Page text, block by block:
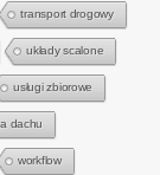
transport drogowy
układy scalone
usługi zbiorowe
dachu
workflow